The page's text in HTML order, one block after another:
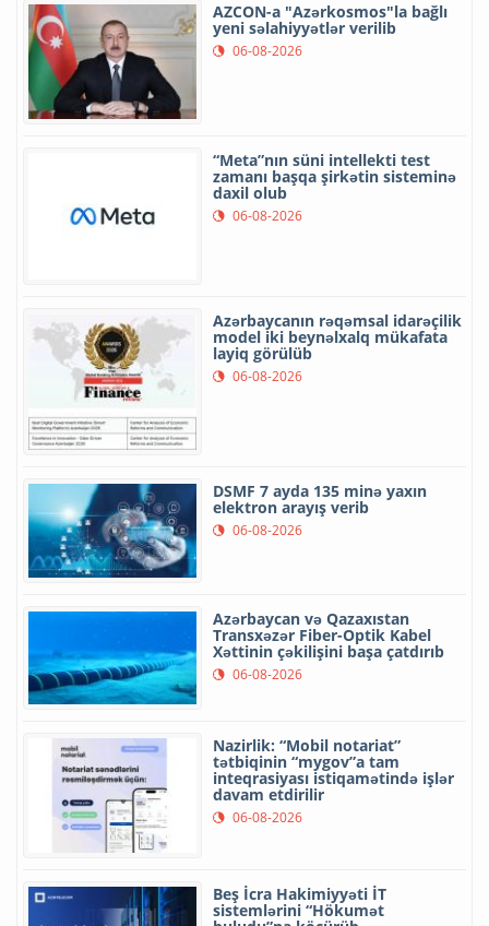
AZCON-a "Azərkosmos"la bağlı
yeni səlahiyyətlər verilib
06-08-2026
“Meta”nın süni intellekti test
zamanı başqa şirkətin sisteminə
daxil olub
06-08-2026
Azərbaycanın rəqəmsal idarəçilik
model iki beynəlxalq mükafata
layiq görülüb
06-08-2026
DSMF 7 ayda 135 minə yaxın
elektron arayış verib
06-08-2026
Azərbaycan və Qazaxıstan
Transxəzər Fiber-Optik Kabel
Xəttinin çəkilişini başa çatdırıb
06-08-2026
Nazirlik: “Mobil notariat”
tətbiqinin “mygov”a tam
inteqrasiyası istiqamətində işlər
davam etdirilir
06-08-2026
Beş İcra Hakimiyyəti İT
sistemlərini “Hökumət